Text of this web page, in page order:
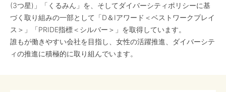
(3つ星)」「くるみん」を、そしてダイバーシティポリシーに基
づく取り組みの一部として「D＆Iアワード＜ベストワークプレイ
ス＞」「PRIDE指標＜シルバー＞」を取得しています。
誰もが働きやすい会社を目指し、女性の活躍推進、ダイバーシテ
ィの推進に積極的に取り組んでいます。